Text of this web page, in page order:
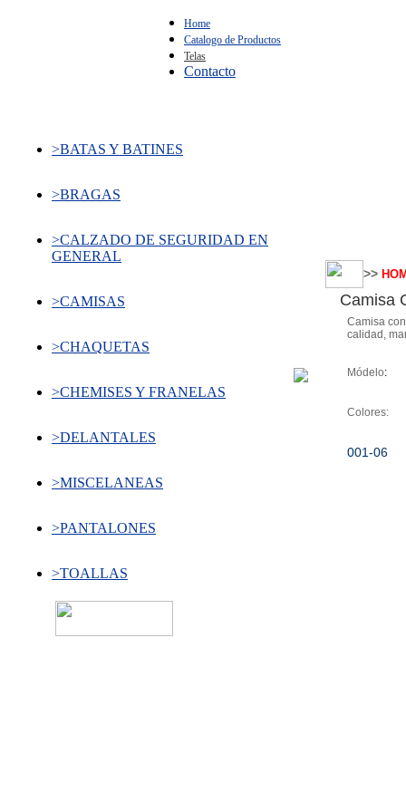
Home
Catalogo de Productos
Telas
Contacto
>BATAS Y BATINES
>BRAGAS
>CALZADO DE SEGURIDAD EN
GENERAL
>CAMISAS
>CHAQUETAS
>CHEMISES Y FRANELAS
>DELANTALES
>MISCELANEAS
>PANTALONES
>TOALLAS
>>
Camisa
Camisa
calidad,
Módelo:
Colores:
001-06